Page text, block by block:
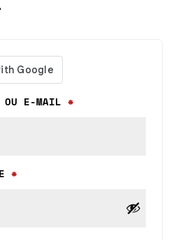
E-MAIL *OBLIGATOIRE
*OBLIGATOIRE